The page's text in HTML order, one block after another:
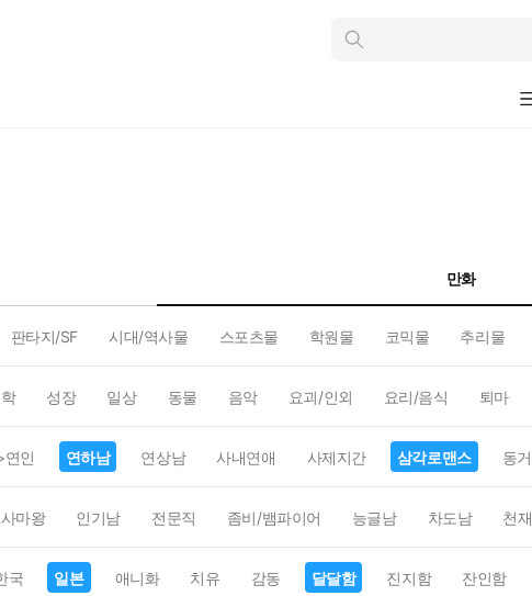
인
만화
판타지/SF 시대/역사물 스포츠물 학원물 코믹물 추리물
성장 일상 동물 음악 요괴/인외 요리/음식 퇴마
연인 연하남 연상남 사내연애 사제지간 삼각로맨스 동거
마왕 인기남 전문직 좀비/뱀파이어 능글남 차도남 천재
국 일본 애니화 치유 감동 달달함 진지함 잔인함